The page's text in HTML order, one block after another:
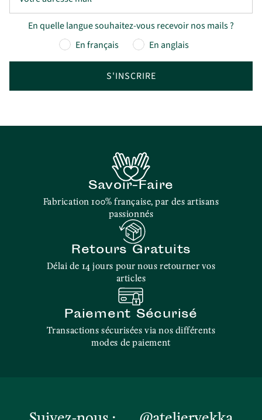
En quelle langue souhaitez-vous recevoir nos mails ?
En français
En anglais
S'INSCRIRE
Savoir-Faire
Fabrication 100% française, par des artisans
passionnés
Retours Gratuits
Délai de 14 jours pour nous retourner vos
articles
Paiement Sécurisé
Transactions sécurisées via nos différents
modes de paiement
Suivez-nous : @ateliervekka